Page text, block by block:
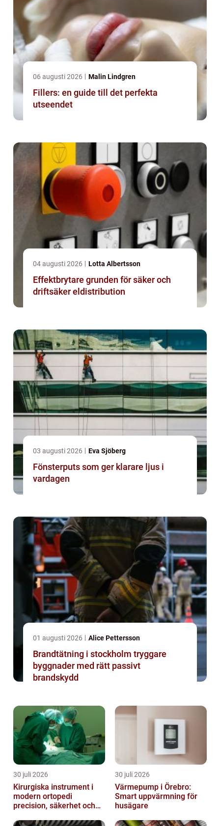
06 augusti 2026 Malin Lindgren
Fillers: en guide till det perfekta
utseendet
04 augusti 2026 Lotta Albertsson
Effektbrytare grunden för säker och
driftsäker eldistribution
03 augusti 2026 Eva Sjöberg
Fönsterputs som ger klarare ljus i
vardagen
01 augusti 2026 Alice Pettersson
Brandtätning i stockholm tryggare
byggnader med rätt passivt
brandskydd
30 juli 2026
Kirurgiska instrument i
modern ortopedi
precision, säkerhet och
30 juli 2026
Värmepump i Örebro:
Smart uppvärmning för
husägare